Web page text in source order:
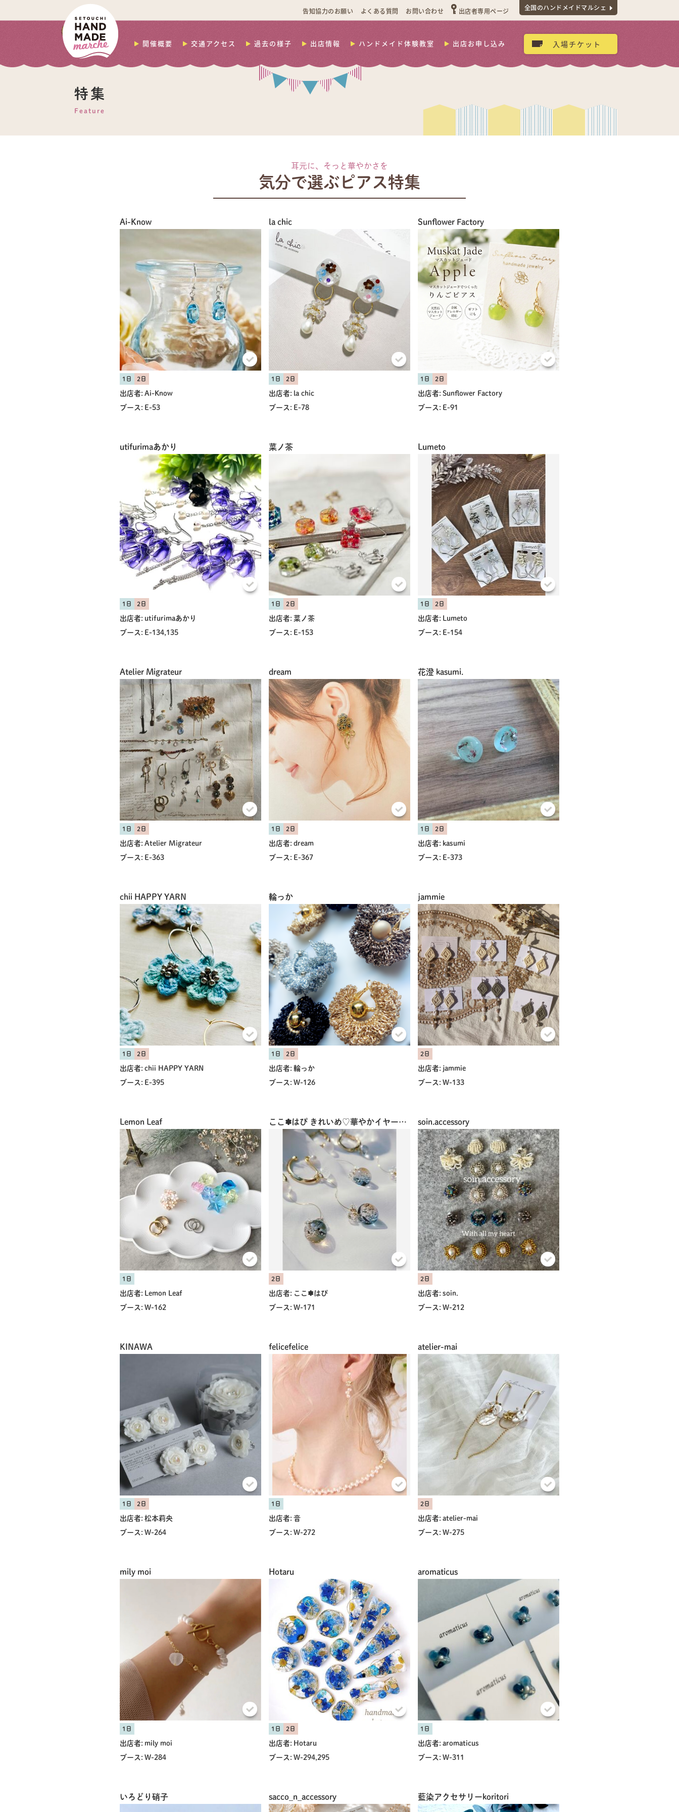
告知協力のお願い よくある質問 お問い合わせ 出店者専用ページ 全国のハンドメイドマルシェ
開催概要 交通アクセス 過去の様子 出店情報 ハンドメイド体験教室 出店お申し込み 入場チケット
特集
Feature
耳元に、そっと華やかさを
気分で選ぶピアス特集
Ai-Know
1日 2日
出店者: Ai-Know
ブース: E-53
la chic
1日 2日
出店者: la chic
ブース: E-78
Sunflower Factory
1日 2日
出店者: Sunflower Factory
ブース: E-91
utifurimaあかり
1日 2日
出店者: utifurimaあかり
ブース: E-134,135
菜ノ茶
1日 2日
出店者: 菜ノ茶
ブース: E-153
Lumeto
1日 2日
出店者: Lumeto
ブース: E-154
Atelier Migrateur
1日 2日
出店者: Atelier Migrateur
ブース: E-363
dream
1日 2日
出店者: dream
ブース: E-367
花澄 kasumi.
1日 2日
出店者: kasumi
ブース: E-373
chii HAPPY YARN
1日 2日
出店者: chii HAPPY YARN
ブース: E-395
輪っか
1日 2日
出店者: 輪っか
ブース: W-126
jammie
2日
出店者: jammie
ブース: W-133
Lemon Leaf
1日
出店者: Lemon Leaf
ブース: W-162
ここ✽はぴ きれいめ︎︎︎︎♡華やかイヤーフック
2日
出店者: ここ✽はぴ
ブース: W-171
soin.accessory
2日
出店者: soin.
ブース: W-212
KINAWA
1日 2日
出店者: 松本莉央
ブース: W-264
felicefelice
1日
出店者: 音
ブース: W-272
atelier-mai
2日
出店者: atelier-mai
ブース: W-275
mily moi
1日
出店者: mily moi
ブース: W-284
Hotaru
1日 2日
出店者: Hotaru
ブース: W-294,295
aromaticus
1日
出店者: aromaticus
ブース: W-311
いろどり硝子 sacco_n_accessory 藍染アクセサリーkoritori